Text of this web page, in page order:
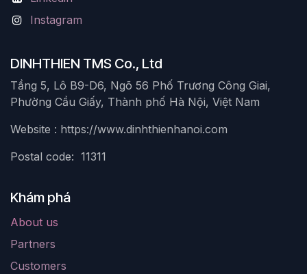
Instagram
DINHTHIEN TMS Co., Ltd
Tầng 5, Lô B9-D6, Ngõ 56 Phố Trương Công Giai,
Phường Cầu Giấy, Thành phố Hà Nội, Việt Nam
Website : https://www.dinhthienhanoi.com
Postal code: 11311
Khám phá
About us
Partners
Customers